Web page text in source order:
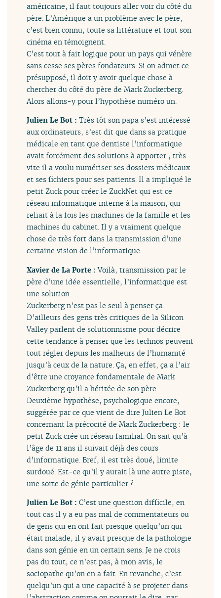
américaine, il faut toujours aller voir du côté du
père. L’Amérique a un problème avec le père,
c’est bien connu, toute sa littérature et tout son
cinéma en témoignent.
C’est tout à fait logique pour un pays qui vénère
sans cesse ses pères fondateurs. Si on admet ce
présupposé, il doit y avoir quelque chose à
chercher du côté du père de Mark Zuckerberg.
Alors allons-y pour l’hypothèse numéro un.
Julien Le Bot :Très tôt son papa s’est intéressé
aux ordinateurs, s’est dit que dans sa pratique
médicale en tant que dentiste l’informatique
avait forcément des solutions à apporter ; très
vite il a voulu numériser ses dossiers médicaux
et ses fichiers pour ses patients. Il a impliqué le
petit Zuck pour créer le ZuckNet qui est ce
réseau informatique interne à la maison, qui
reliait à la fois les machines de la famille et les
machines du cabinet. Il y a vraiment quelque
chose de très fort dans la transmission d’une
certaine vision de l’informatique.
Xavier de La Porte :Voilà, transmission par le
père d’une idée essentielle, l’informatique est
une solution.
Zuckerberg n’est pas le seul à penser ça.
D’ailleurs des gens très critiques de la Silicon
Valley parlent de solutionnisme pour décrire
cette tendance à penser que les technos peuvent
tout régler depuis les malheurs de l’humanité
jusqu’à ceux de la nature. Ça, en effet, ça a l’air
d’être une croyance fondamentale de Mark
Zuckerberg qu’il a héritée de son père.
Deuxième hypothèse, psychologique encore,
suggérée par ce que vient de dire Julien Le Bot
concernant la précocité de Mark Zuckerberg : le
petit Zuck crée un réseau familial. On sait qu’à
l’âge de 11 ans il suivait déjà des cours
d’informatique. Bref, il est très doué, limite
surdoué. Est-ce qu’il y aurait là une autre piste,
une sorte de génie particulier ?
Julien Le Bot :C’est une question difficile, en
tout cas il y a eu pas mal de commentateurs ou
de gens qui en ont fait presque quelqu’un qui
était malade, il y avait presque de la pathologie
dans son génie en un certain sens. Je ne crois
pas du tout, ce n’est pas, à mon avis, le
sociopathe qu’on en a fait. En revanche, c’est
quelqu’un qui a une capacité à se projeter dans